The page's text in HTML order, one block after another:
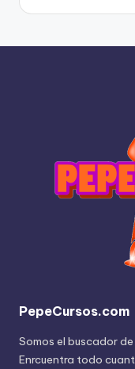
PepeCursos.com
Somos el buscador
Enrcuentra todo